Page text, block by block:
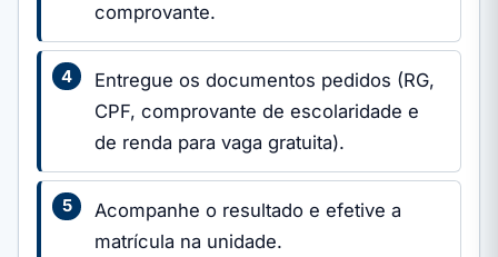
comprovante.
Entregue os documentos pedidos (RG,
CPF, comprovante de escolaridade e
de renda para vaga gratuita).
Acompanhe o resultado e efetive a
matrícula na unidade.